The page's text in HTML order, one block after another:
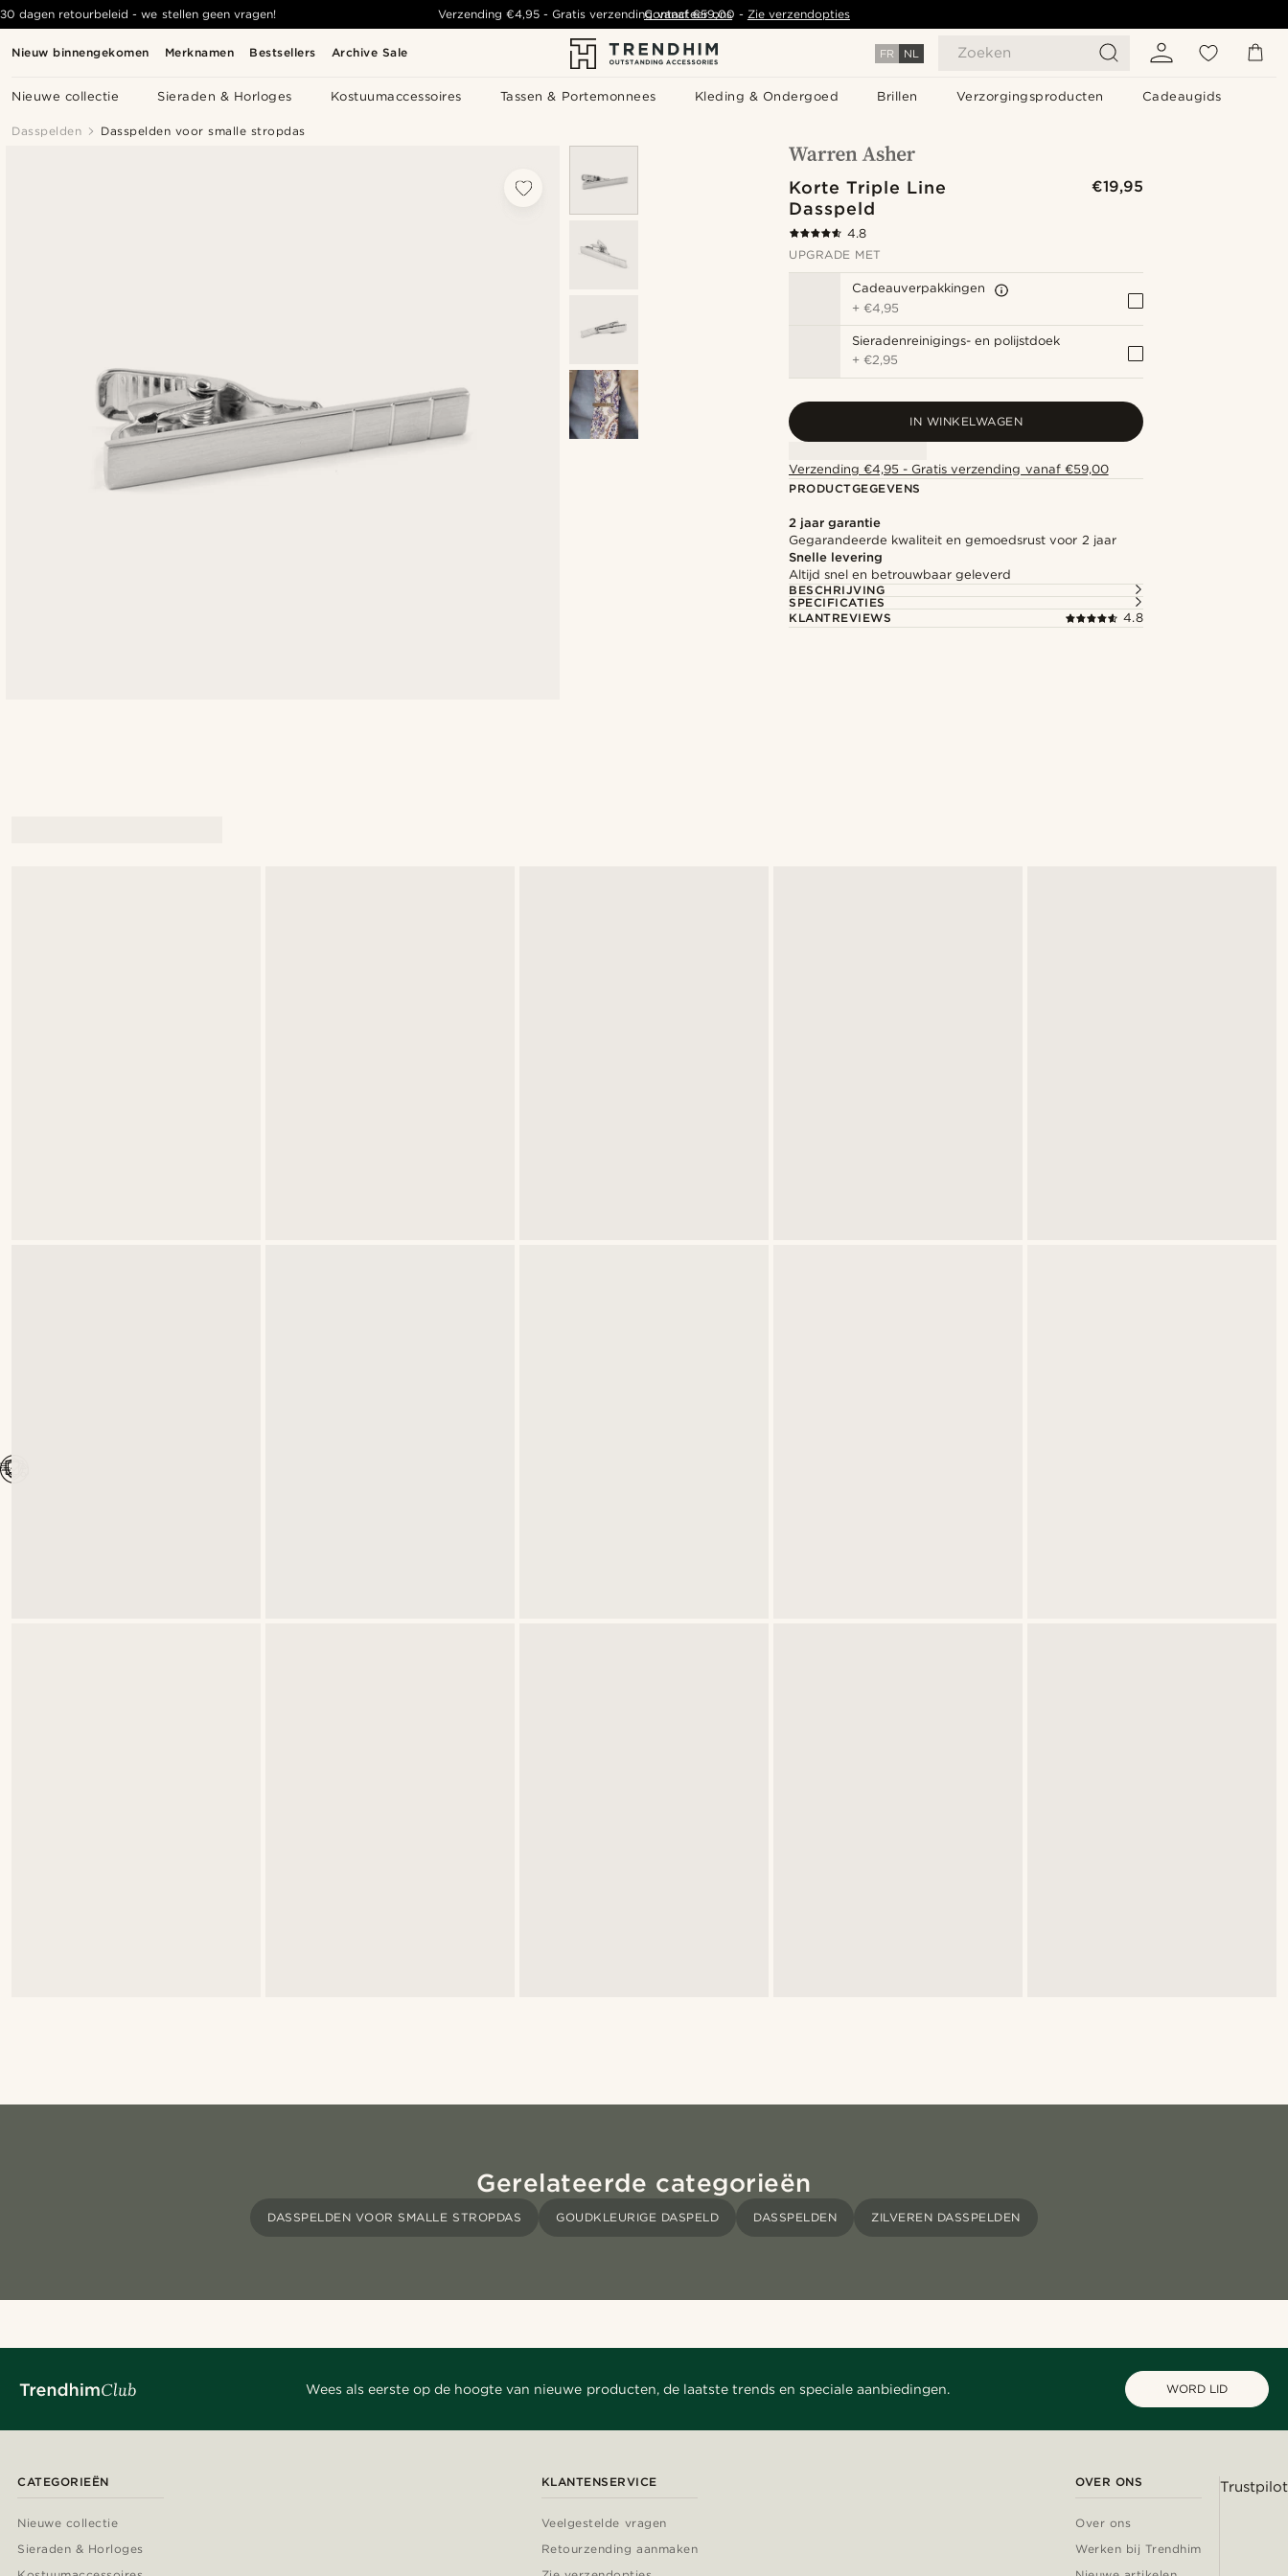
Nieuw binnengekomen Merknamen Bestsellers Archive Sale FR NL Zoeken
Nieuwe collectie Sieraden & Horloges Kostuumaccessoires Tassen & Portemonnees Kleding & Ondergoed Brillen Verzorgingsproducten Cadeaugids
30 dagen retourbeleid - we stellen geen vragen! Verzending €4,95 -Gratis verzending vanaf €59,00 - Zie verzendopties
Contacteer ons
Dasspelden Dasspelden voor smalle stropdas
Korte Triple Line
Dasspeld
€19,95
4.8
UPGRADE MET
Cadeauverpakkingen
+€4,95
Sieradenreinigings- en polijstdoek
+€2,95
IN WINKELWAGEN
Verzending €4,95 - Gratis verzending vanaf €59,00
PRODUCTGEGEVENS
2 jaar garantie
Gegarandeerde kwaliteit en gemoedsrust voor 2 jaar
Snelle levering
Altijd snel en betrouwbaar geleverd
BESCHRIJVING
SPECIFICATIES
KLANTREVIEWS
4.8
Gerelateerde categorieën
DASSPELDEN VOOR SMALLE STROPDAS GOUDKLEURIGE DASPELD DASSPELDEN ZILVEREN DASSPELDEN
Wees als eerste op de hoogte van nieuwe producten, de laatste trends en speciale aanbiedingen. WORD LID
CATEGORIEËN
Nieuwe collectie
Sieraden & Horloges
KLANTENSERVICE
Veelgestelde vragen
Retourzending aanmaken
OVER ONS
Over ons
Werken bij Trendhim
Trustpilot